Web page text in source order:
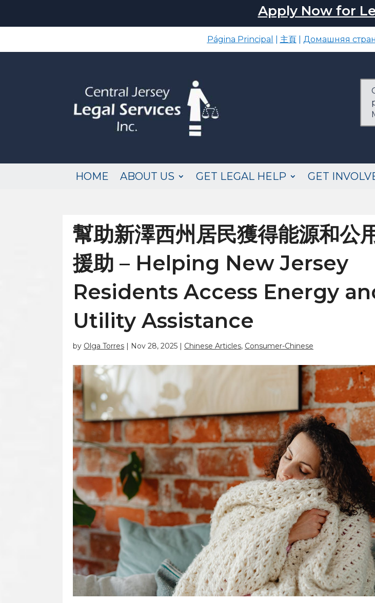
Apply Now for
Página Principal 主頁| Домашняя
HOME ABOUT US GET LEGAL HELP GET
幫助新澤西州居民獲得能源和公
援助 – Helping New Jersey
Residents Access Energy
Utility Assistance
by Olga Torres | Nov 28, 2025 | Chinese Articles, Consumer-Chinese